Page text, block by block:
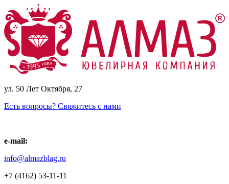
ул. 50 Лет Октября, 27
Есть вопросы? Свяжитесь с нами
e-mail:
info@almazblag.ru
+7 (4162) 53-11-11